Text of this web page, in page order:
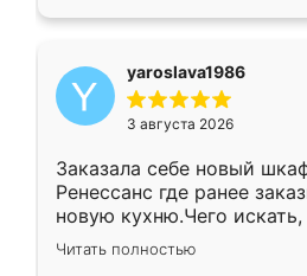
yaroslava1986
3 августа 2026
Заказала себе новый
Ренессанс где ранее
новую кухню.Чего
вполне довольна. Служит
два года, нареканий нет.
Читать полностью